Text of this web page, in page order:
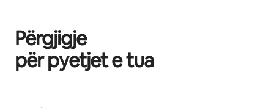
Përgjigje
për pyetjet e tua